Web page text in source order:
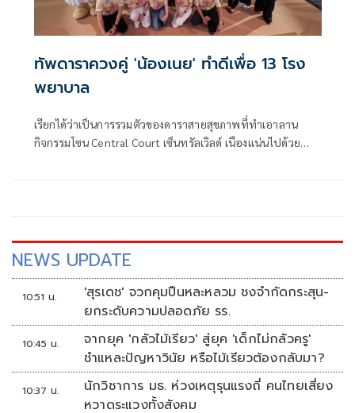
ทัพดาราควงคู่ 'น้องเนย' ทำดีเพื่อ 13 โรง
พยาบาล
เรียกได้ว่าเป็นการรวมตัวของดาราสายสุขภาพที่ทำเอาลาน
กิจกรรมโซน Central Court เซ็นทรัลเวิลด์ เนืองแน่นไปด้วย
NEWS UPDATE
10:51 น.
'สุรเดช' จวกคุมปืนหละหลวม ชงจำกัดกระสุน-
ยกระดับความปลอดภัย รร.
10:45 น.
จากยุค 'กลัวไม้เรียว' สู่ยุค 'เด็กไม่กลัวครู'
ชำแหละปัญหาวินัย หรือไม้เรียวต้องกลับมา?
10:37 น.
นักวิชาการ มธ. ห่วงเหตุรุนแรงถี่ คนไทยเสี่ยง
หวาดระแวงทั้งสังคม